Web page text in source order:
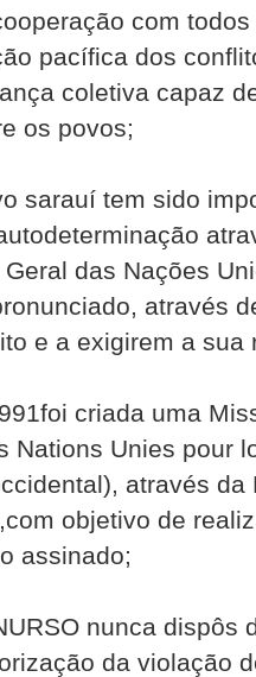
com
pacífica dos
coletiva capaz
os povos;
sarauí tem sido
das Nações
através
e a exigirem a sua
criada uma
Unies pour
através da
objetivo de
assinado;
nunca dispôs
da violação